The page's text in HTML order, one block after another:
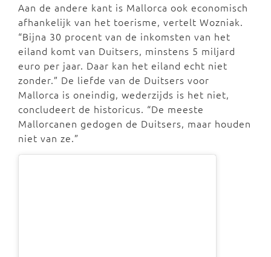
Aan de andere kant is Mallorca ook economisch
afhankelijk van het toerisme, vertelt Wozniak.
“Bijna 30 procent van de inkomsten van het
eiland komt van Duitsers, minstens 5 miljard
euro per jaar. Daar kan het eiland echt niet
zonder.” De liefde van de Duitsers voor
Mallorca is oneindig, wederzijds is het niet,
concludeert de historicus. “De meeste
Mallorcanen gedogen de Duitsers, maar houden
niet van ze.”